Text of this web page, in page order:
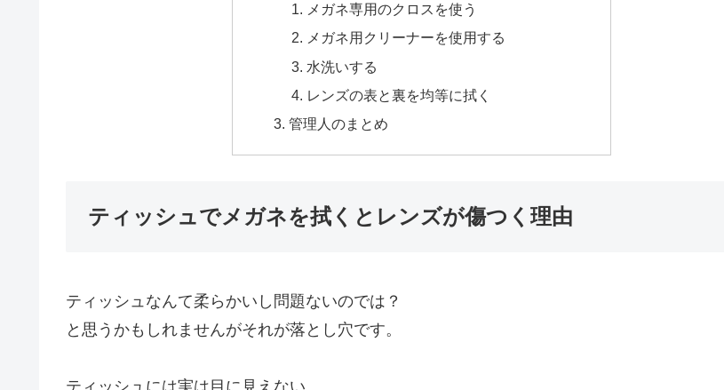
メガネ専用のクロスを使う
メガネ用クリーナーを使用する
水洗いする
レンズの表と裏を均等に拭く
管理人のまとめ
ティッシュでメガネを拭くとレンズが傷つく理由
ティッシュなんて柔らかいし問題ないのでは？
と思うかもしれませんがそれが落とし穴です。